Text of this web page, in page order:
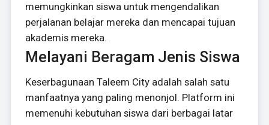
memungkinkan siswa untuk mengendalikan
perjalanan belajar mereka dan mencapai tujuan
akademis mereka.
Melayani Beragam Jenis Siswa
Keserbagunaan Taleem City adalah salah satu
manfaatnya yang paling menonjol. Platform ini
memenuhi kebutuhan siswa dari berbagai latar